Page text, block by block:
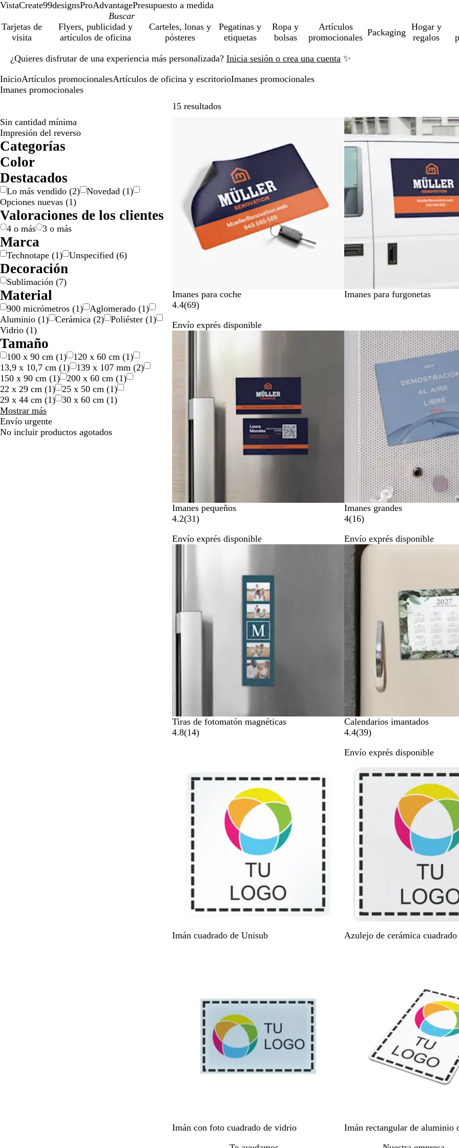
VistaCreate99designsProAdvantagePresupuesto a medida
Tarjetas de
visita
Flyers, publicidad y
artículos de oficina
Carteles, lonas y
pósteres
Pegatinas y
etiquetas
Ropa y
bolsas
Artículos
promocionales
Packaging
Hogar y
regalos
¿Quieres disfrutar de una experiencia más personalizada? Inicia sesión o crea una cuenta ✨
1
InicioArtículos promocionalesArtículos de oficina y escritorioImanes promocionales
Imanes promocionales
15 resultados
Sin cantidad mínima
Impresión del reverso
Categorías
Color
B
l
a
n
c
o
Destacados
Lo más vendido (2) Novedad (1)
Opciones nuevas (1)
Valoraciones de los clientes
4 o más 3 o más
Marca
Technotape (1) Unspecified (6)
Decoración
Sublimación (7)
Material
900 micrómetros (1) Aglomerado (1)
Aluminio (1) Cerámica (2) Poliéster (1)
Vidrio (1)
Tamaño
100 x 90 cm (1) 120 x 60 cm (1)
13,9 x 10,7 cm (1) 139 x 107 mm (2)
150 x 90 cm (1) 200 x 60 cm (1)
22 x 29 cm (1) 25 x 50 cm (1)
29 x 44 cm (1) 30 x 60 cm (1)
Mostrar másTamaño
opciones
Envío urgente
No incluir productos agotados
Imanes para coche
4.4(696
r
)
Envío exprés disponible
Novedad
Imanes para furgonetas
Imanes pequeños
4.2(313
r
)
Envío exprés disponible
Imanes grandes
4(161
r
e
s
)
Envío exprés disponible
Tiras de fotomatón magnéticas
4.8(141
s
)
Calendarios imantados
4.4(393
r
s
)
Envío exprés disponible
B
Imán cuadrado de Unisub
B
Azulejo de cerámica
B
Imán con foto cuadrado de vidrio
B
Imán rectangular de aluminio